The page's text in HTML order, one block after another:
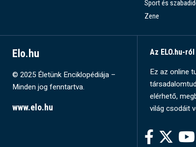
Sport és
Zene
Elo.hu
© 2025 Életünk Enciklopédiája –
Minden jog fenntartva.
www.elo.hu
Az ELO.hu-ról
Ez az online
elérhető,
világ csodáit